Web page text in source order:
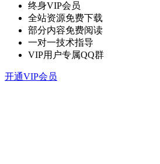
终身VIP会员
全站资源免费下载
部分内容免费阅读
一对一技术指导
VIP用户专属QQ群
开通VIP会员